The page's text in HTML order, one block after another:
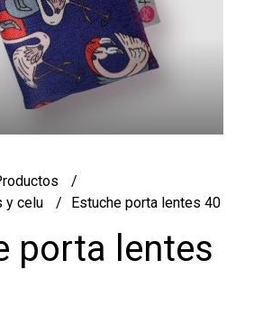
y celu
Estuche porta lentes 40
porta lentes